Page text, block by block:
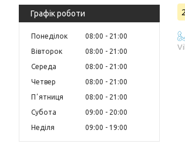
Графік роботи
Понеділок 08:00
21:00
Вівторок
08:00
21:00
Середа
08:00
21:00
Четвер
08:00
21:00
Пʼятниця
08:00
21:00
Субота
09:00
20:00
Неділя
09:00 19:00